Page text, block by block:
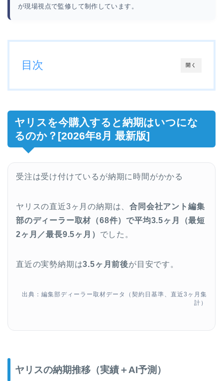
が現場視点で監修して制作しています。
開く
目次
ヤリスを今購入すると納期はいつにな
るのか？[2026年8月 最新版]
受注は受け付けているが納期に時間がかかる
ヤリスの直近3ヶ月の納期は、合同会社アント編集
部のディーラー取材（68件）で平均3.5ヶ月（最短
2ヶ月／最長9.5ヶ月） でした。
直近の実勢納期は3.5ヶ月前後が目安です。
出典：編集部ディーラー取材データ（契約日基準、直近3ヶ月集
計）
ヤリスの納期推移（実績＋AI予測）